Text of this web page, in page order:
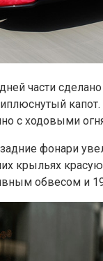
части
капот.
с ходовыми
фонари
крыльях
обвесом